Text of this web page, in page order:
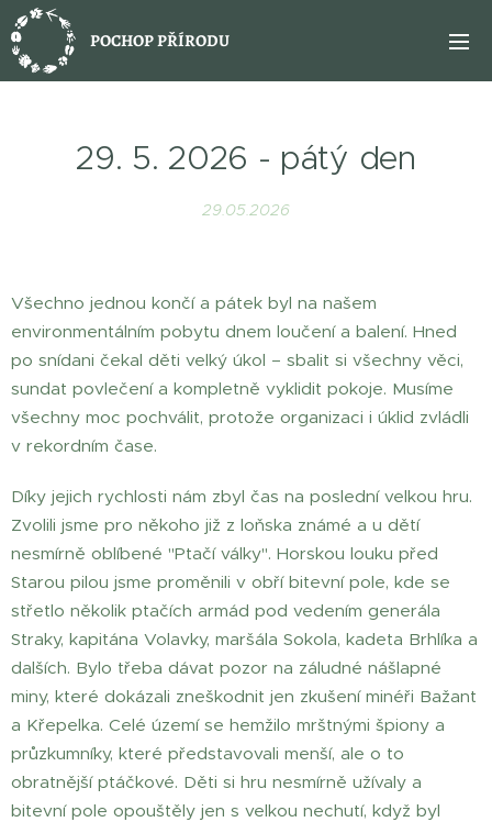
POCHOP PŘÍRODU
29. 5. 2026 - pátý den
29.05.2026
Všechno jednou končí a pátek byl na našem
environmentálním pobytu dnem loučení a balení. Hned
po snídani čekal děti velký úkol – sbalit si všechny věci,
sundat povlečení a kompletně vyklidit pokoje. Musíme
všechny moc pochválit, protože organizaci i úklid zvládli
v rekordním čase.
Díky jejich rychlosti nám zbyl čas na poslední velkou hru.
Zvolili jsme pro někoho již z loňska známé a u dětí
nesmírně oblíbené "Ptačí války". Horskou louku před
Starou pilou jsme proměnili v obří bitevní pole, kde se
střetlo několik ptačích armád pod vedením generála
Straky, kapitána Volavky, maršála Sokola, kadeta Brhlíka a
dalších. Bylo třeba dávat pozor na záludné nášlapné
miny, které dokázali zneškodnit jen zkušení minéři Bažant
a Křepelka. Celé území se hemžilo mrštnými špiony a
průzkumníky, které představovali menší, ale o to
obratnější ptáčkové. Děti si hru nesmírně užívaly a
bitevní pole opouštěly jen s velkou nechutí, když byl